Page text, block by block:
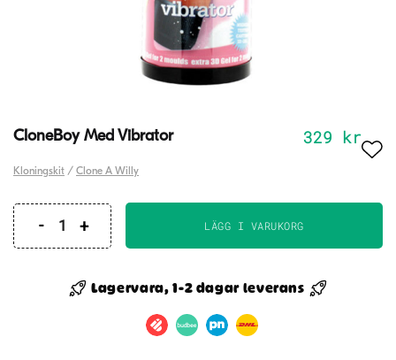
CloneBoy Med Vibrator 329 kr
Kloningskit / Clone A Willy
CloneBoy
Vibrator
mängd
LÄGG I VARUKORG
Lagervara, 1-2 dagar leverans